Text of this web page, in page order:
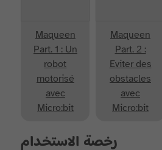
Maqueen
Part. 1 : Un
robot
motorisé
avec
Micro:bit
Maqueen
Part. 2 :
Eviter des
obstacles
avec
Micro:bit
رخصة الاستخدام